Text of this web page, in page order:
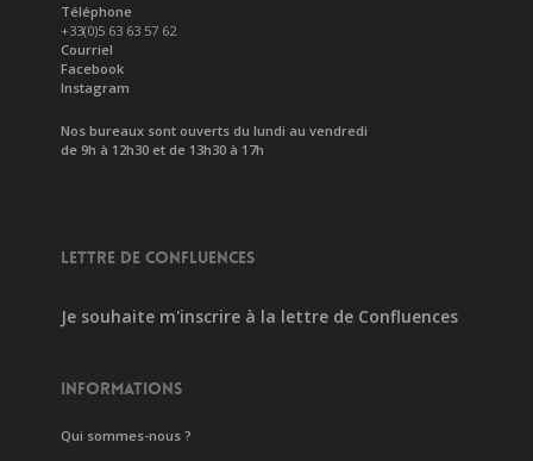
Téléphone
+33(0)5 63 63 57 62
Courriel
Facebook
Instagram
Nos bureaux sont ouverts du lundi au vendredi
de 9h à 12h30 et de 13h30 à 17h
LETTRE DE CONFLUENCES
Je souhaite m'inscrire à la lettre de Confluences
INFORMATIONS
Qui sommes-nous ?